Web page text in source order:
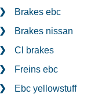
Brakes ebc
Brakes nissan
Cl brakes
Freins ebc
Ebc yellowstuff